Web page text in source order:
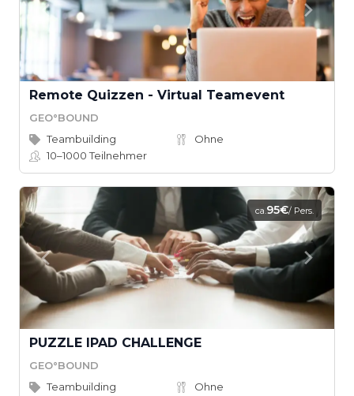
Remote Quizzen - Virtual Teamevent
GEO°BOUND
Teambuilding
Ohne
10–1000Teilnehmer
ca.95€/ Pers.
PUZZLE IPAD CHALLENGE
GEO°BOUND
Teambuilding
Ohne